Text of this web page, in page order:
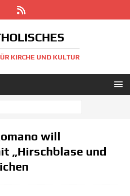
KIRCHE UND KULTUR
will
„Hirschblase und